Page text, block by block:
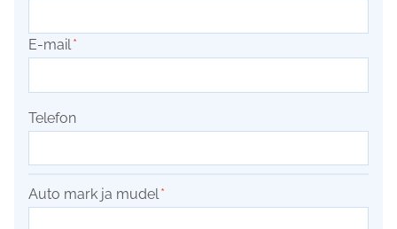
E-mail *
Telefon
Auto mark ja mudel*